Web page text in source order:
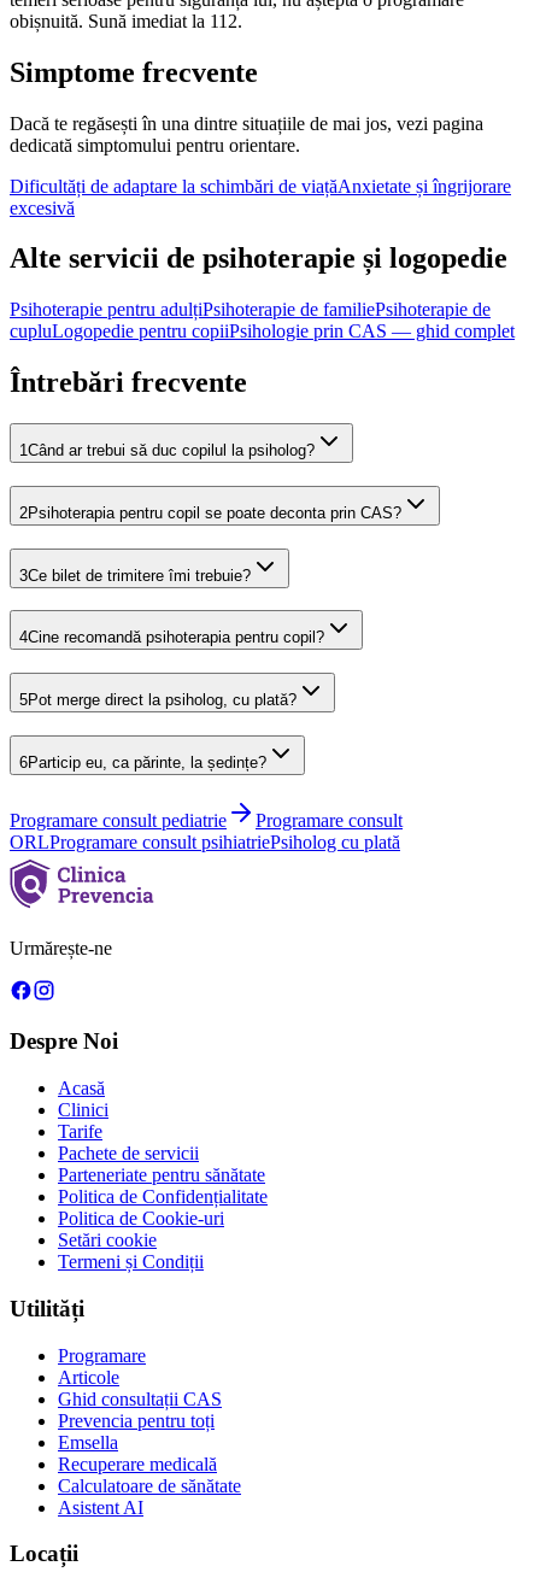
obișnuită. Sună imediat la 112.
Simptome frecvente
Dacă te regăsești în una dintre situațiile de mai jos, vezi pagina
dedicată simptomului pentru orientare.
Dificultăți de adaptare la schimbări de viațăAnxietate și îngrijorare
excesivă
Alte servicii de psihoterapie și logopedie
Psihoterapie pentru adulțiPsihoterapie de familiePsihoterapie de
cupluLogopedie pentru copiiPsihologie prin CAS — ghid complet
Întrebări frecvente
1Când ar trebui să duc copilul la psiholog?
2Psihoterapia pentru copil se poate deconta prin CAS?
3Ce bilet de trimitere îmi trebuie?
4Cine recomandă psihoterapia pentru copil?
5Pot merge direct la psiholog, cu plată?
6Particip eu, ca părinte, la ședințe?
Programare consult pediatrie
Programare consult
ORLProgramare consult psihiatriePsiholog cu plată
Urmărește-ne
Despre Noi
Acasă
Clinici
Tarife
Pachete de servicii
Parteneriate pentru sănătate
Politica de Confidențialitate
Politica de Cookie-uri
Setări cookie
Termeni și Condiții
Utilități
Programare
Articole
Ghid consultații CAS
Prevencia pentru toți
Emsella
Recuperare medicală
Calculatoare de sănătate
Asistent AI
Locații